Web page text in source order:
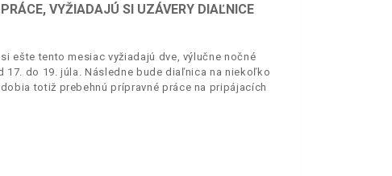
VYŽIADAJÚ SI UZÁVERY DIAĽNICE
ešte tento mesiac vyžiadajú dve, výlučne nočné
17. do 19. júla. Následne bude diaľnica na niekoľko
totiž prebehnú prípravné práce na pripájacích